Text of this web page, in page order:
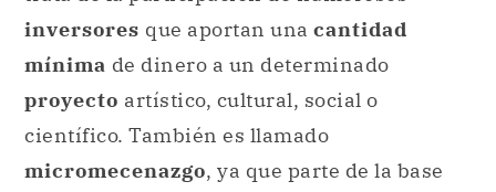
inversores que aportan una cantidad
mínima de dinero a un determinado
proyecto artístico, cultural, social o
científico. También es llamado
micromecenazgo, ya que parte de la base